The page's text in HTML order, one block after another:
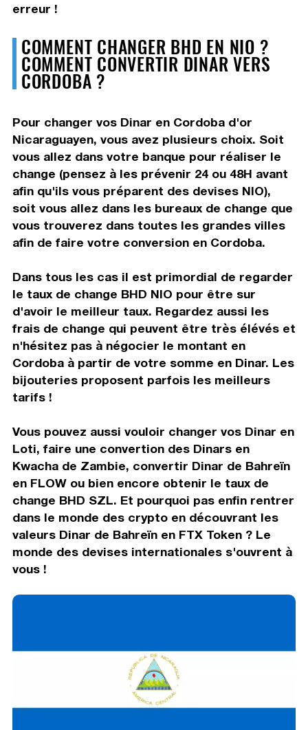
erreur !
COMMENT CHANGER BHD EN NIO ?
COMMENT CONVERTIR DINAR VERS
CORDOBA ?
Pour changer vos Dinar en Cordoba d'or
Nicaraguayen, vous avez plusieurs choix. Soit
vous allez dans votre banque pour réaliser le
change (pensez à les prévenir 24 ou 48H avant
afin qu'ils vous préparent des devises NIO),
soit vous allez dans les bureaux de change que
vous trouverez dans toutes les grandes villes
afin de faire votre conversion en Cordoba.
Dans tous les cas il est primordial de regarder
le taux de change BHD NIO pour être sur
d'avoir le meilleur taux. Regardez aussi les
frais de change qui peuvent être très élévés et
n'hésitez pas à négocier le montant en
Cordoba à partir de votre somme en Dinar. Les
bijouteries proposent parfois les meilleurs
tarifs !
Vous pouvez aussi vouloir changer vos Dinar en
Loti, faire une convertion des Dinars en
Kwacha de Zambie, convertir Dinar de Bahreïn
en FLOW ou bien encore obtenir le taux de
change BHD SZL. Et pourquoi pas enfin rentrer
dans le monde des crypto en découvrant les
valeurs Dinar de Bahreïn en FTX Token ? Le
monde des devises internationales s'ouvrent à
vous !